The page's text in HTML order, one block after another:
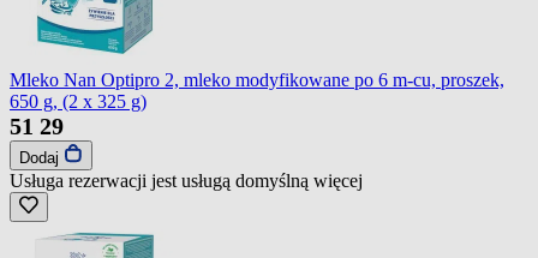
Mleko Nan Optipro 2, mleko modyfikowane po 6 m-cu, proszek,
650 g, (2 x 325 g)
51 29
Dodaj
Usługa rezerwacji jest usługą domyślną więcej